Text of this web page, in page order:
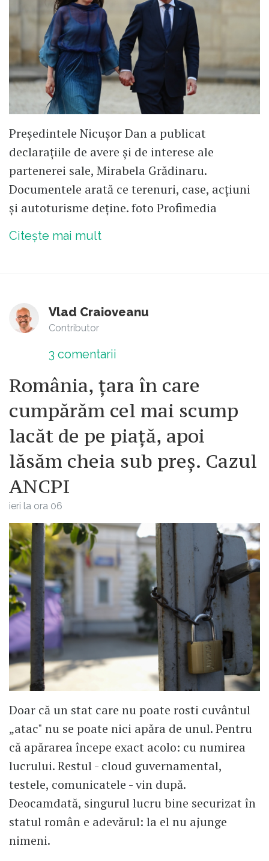
Președintele Nicușor Dan a publicat
declarațiile de avere și de interese ale
partenerei sale, Mirabela Grădinaru.
Documentele arată ce terenuri, case, acțiuni
și autoturisme deține. foto Profimedia
Citește mai mult
Vlad Craioveanu
Contributor
3 comentarii
România, țara în care
cumpărăm cel mai scump
lacăt de pe piață, apoi
lăsăm cheia sub preș. Cazul
ANCPI
ieri la ora 06
Doar că un stat care nu poate rosti cuvântul
„atac" nu se poate nici apăra de unul. Pentru
că apărarea începe exact acolo: cu numirea
lucrului. Restul - cloud guvernamental,
testele, comunicatele - vin după.
Deocamdată, singurul lucru bine securizat în
statul român e adevărul: la el nu ajunge
nimeni.